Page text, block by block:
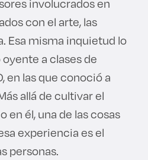
involucrados en
con el arte, las
Esa misma inquietud lo
a clases de
en las que conoció a
allá de cultivar el
él, una de las cosas
experiencia es el
personas.